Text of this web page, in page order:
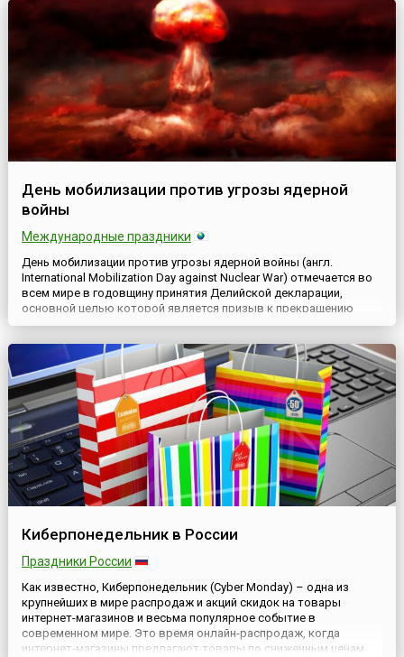
День мобилизации против угрозы ядерной
войны
Международные праздники
День мобилизации против угрозы ядерной войны (англ.
International Mobilization Day against Nuclear War) отмечается во
всем мире в годовщину принятия Делийской декларации,
основной целью которой является призыв к прекращению
гонки ядерных вооружений, сокращению и последующей
устранению самой угрозы ядерной войны.Делийская
декларация была при...
Киберпонедельник в России
Праздники России
Как известно, Киберпонедельник (Cyber Monday) – одна из
крупнейших в мире распродаж и акций скидок на товары
интернет-магазинов и весьма популярное событие в
современном мире. Это время онлайн-распродаж, когда
интернет-магазины предлагают товары по сниженным ценам,